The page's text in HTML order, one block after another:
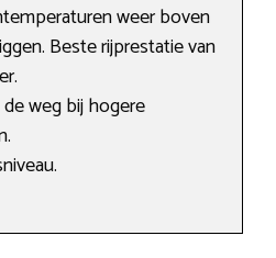
weer boven
Beste rijprestatie van
weg bij hogere